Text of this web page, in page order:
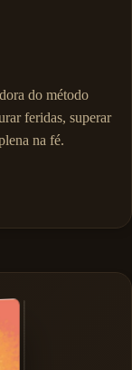
do método
feridas, superar
na fé.